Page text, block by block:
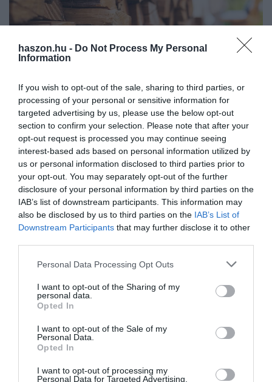
haszon.hu - Do Not Process My Personal
Information
If you wish to opt-out of the sale, sharing to third parties, or
processing of your personal or sensitive information for
targeted advertising by us, please use the below opt-out
section to confirm your selection. Please note that after your
opt-out request is processed you may continue seeing
interest-based ads based on personal information utilized by
us or personal information disclosed to third parties prior to
your opt-out. You may separately opt-out of the further
disclosure of your personal information by third parties on the
IAB’s list of downstream participants. This information may
also be disclosed by us to third parties on the IAB’s List of
Downstream Participants that may further disclose it to other
Please note that this website/app uses one or more Google
not limited to your visit or usage behaviour. You may click to
grant or deny consent to Google and its third-party tags to
use your data for below specified purposes in below Google
consent section.
Personal Data Processing Opt Outs
I want to opt-out of the Sharing of my
personal data.
Opted In
I want to opt-out of the Sale of my
Personal Data.
Opted In
I want to opt-out of processing my
Personal Data for Targeted Advertising.
FOGYASZTÓVÉDELEM
A kormányhivatal, a NAV és a Nébih is lekapcsolta
a simlis tűzifást
Nem volt sikeres napja a kereskedőnek.